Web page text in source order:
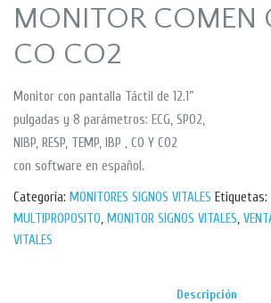
MONITOR COMEN
CO CO2
Monitor con pantalla Táctil de 12.1”
pulgadas y 8 parámetros: ECG, SPO2,
NIBP, RESP, TEMP, IBP , CO Y CO2
con software en español.
Categoría: MONITORES SIGNOS VITALES Etiquetas:
MULTIPROPOSITO, MONITOR SIGNOS VITALES,
VITALES
Descripción